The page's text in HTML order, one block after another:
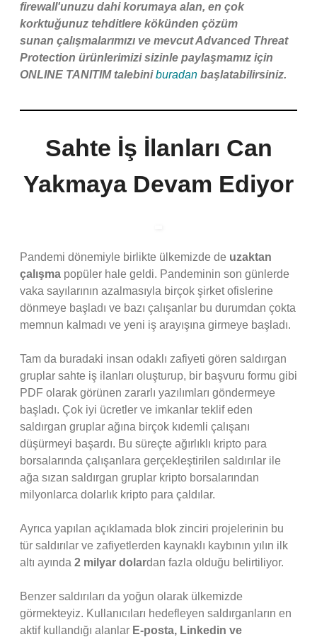
firewall'unuzu dahi korumaya alan, en çok
korktuğunuz tehditlere kökünden çözüm
sunan çalışmalarımızı ve mevcut Advanced Threat
Protection ürünlerimizi sizinle paylaşmamız için
ONLINE TANITIM talebiniburadan başlatabilirsiniz.
Sahte İş İlanları Can
Yakmaya Devam Ediyor
Pandemi dönemiyle birlikte ülkemizde de uzaktan
çalışma popüler hale geldi. Pandeminin son günlerde
vaka sayılarının azalmasıyla birçok şirket ofislerine
dönmeye başladı ve bazı çalışanlar bu durumdan çokta
memnun kalmadı ve yeni iş arayışına girmeye başladı.
Tam da buradaki insan odaklı zafiyeti gören saldırgan
gruplar sahte iş ilanları oluşturup, bir başvuru formu gibi
PDF olarak görünen zararlı yazılımları göndermeye
başladı. Çok iyi ücretler ve imkanlar teklif eden
saldırgan gruplar ağına birçok kıdemli çalışanı
düşürmeyi başardı. Bu süreçte ağırlıklı kripto para
borsalarında çalışanlara gerçekleştirilen saldırılar ile
ağa sızan saldırgan gruplar kripto borsalarından
milyonlarca dolarlık kripto para çaldılar.
Ayrıca yapılan açıklamada blok zinciri projelerinin bu
tür saldırılar ve zafiyetlerden kaynaklı kaybının yılın ilk
altı ayında 2 milyar dolardan fazla olduğu belirtiliyor.
Benzer saldırıları da yoğun olarak ülkemizde
görmekteyiz. Kullanıcıları hedefleyen saldırganların en
aktif kullandığı alanlar E-posta, Linkedin ve